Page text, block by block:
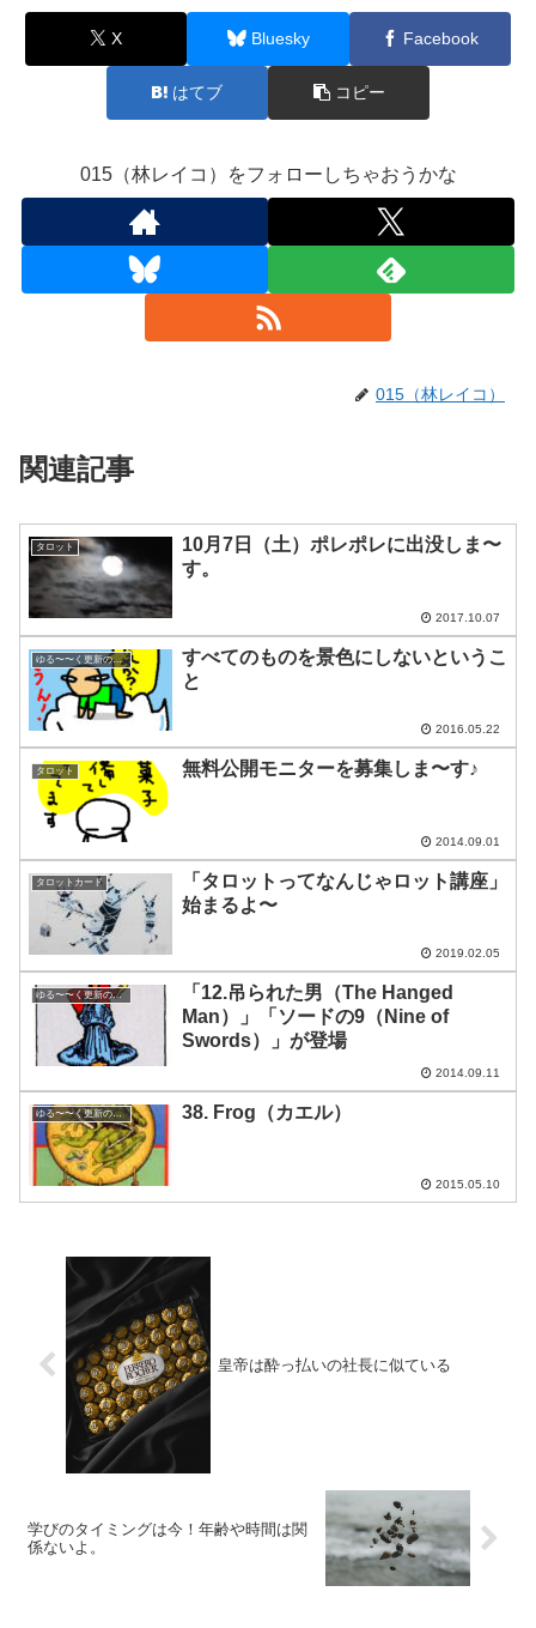
X Bluesky Facebook
はてブ コピー
015（林レイコ）をフォローしちゃおうかな
015（林レイコ）
関連記事
タロット
10月7日（土）ポレポレに出没しま〜
す。
2017.10.07
ゆる〜〜く更新の日めくり
すべてのものを景色にしないというこ
と
2016.05.22
タロット 無料公開モニターを募集しま〜す♪
2014.09.01
タロットカード
「タロットってなんじゃロット講座」
始まるよ〜
2019.02.05
ゆる〜〜く更新の日めくり
「12.吊られた男（The Hanged
Man）」「ソードの9（Nine of
Swords）」が登場
2014.09.11
ゆる〜〜く更新の日めくり 38. Frog（カエル）
2015.05.10
皇帝は酔っ払いの社長に似ている
学びのタイミングは今！年齢や時間は関
係ないよ。